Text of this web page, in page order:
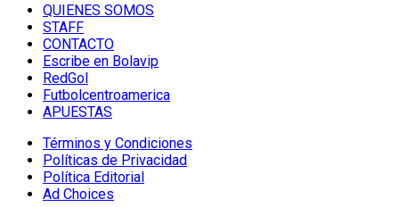
QUIENES SOMOS
STAFF
CONTACTO
Escribe en Bolavip
RedGol
Futbolcentroamerica
APUESTAS
Términos y Condiciones
Políticas de Privacidad
Política Editorial
Ad Choices